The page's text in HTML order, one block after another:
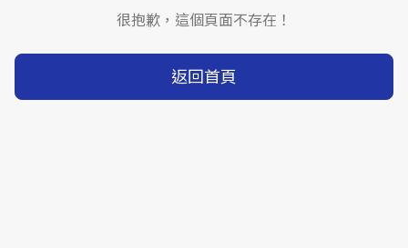
很抱歉，這個頁面不存在！
返回首頁